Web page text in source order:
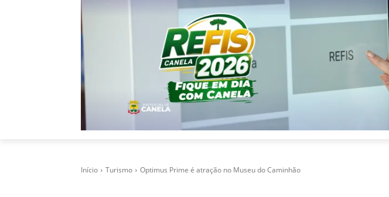
Início Turismo Optimus Prime é atração no Museu do Caminhão